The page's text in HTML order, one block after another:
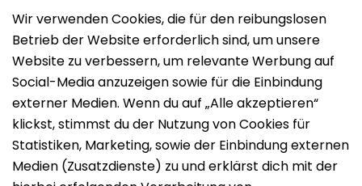
Impressum
Datenschutz